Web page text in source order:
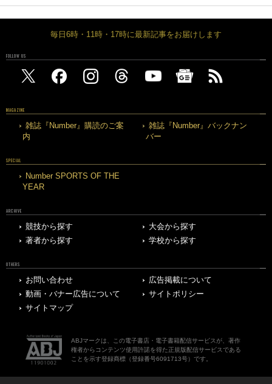
毎日6時・11時・17時に最新記事をお届けします
FOLLOW US
MAGAZINE
雑誌『Number』購読のご案
内
雑誌『Number』バックナン
バー
SPECIAL
Number SPORTS OF THE
YEAR
ARCHIVE
競技から探す
大会から探す
著者から探す
学校から探す
OTHERS
お問い合わせ
広告掲載について
動画・バナー広告について
サイトポリシー
サイトマップ
ABJマークは、この電子書店・電子書籍配信サービスが、著作
権者からコンテンツ使用許諾を得た正規版配信サービスである
ことを示す登録商標（登録番号6091713号）です。